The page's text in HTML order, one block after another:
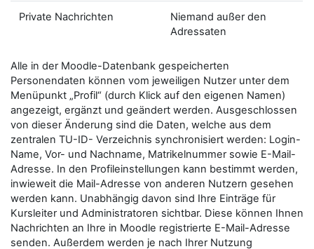
Private Nachrichten
Niemand außer den
Adressaten
Alle in der Moodle-Datenbank gespeicherten
Personendaten können vom jeweiligen Nutzer unter dem
Menüpunkt „Profil“ (durch Klick auf den eigenen Namen)
angezeigt, ergänzt und geändert werden. Ausgeschlossen
von dieser Änderung sind die Daten, welche aus dem
zentralen TU-ID- Verzeichnis synchronisiert werden: Login-
Name, Vor- und Nachname, Matrikelnummer sowie E-Mail-
Adresse. In den Profileinstellungen kann bestimmt werden,
inwieweit die Mail-Adresse von anderen Nutzern gesehen
werden kann. Unabhängig davon sind Ihre Einträge für
Kursleiter und Administratoren sichtbar. Diese können Ihnen
Nachrichten an Ihre in Moodle registrierte E-Mail-Adresse
senden. Außerdem werden je nach Ihrer Nutzung